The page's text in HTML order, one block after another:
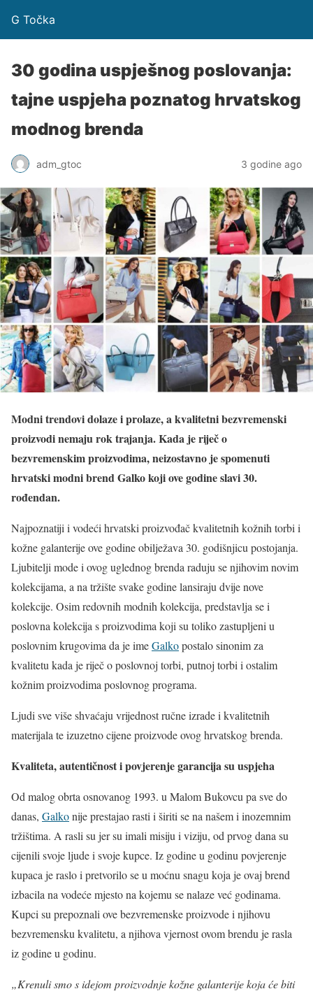
G Točka
30 godina uspješnog poslovanja:
tajne uspjeha poznatog hrvatskog
modnog brenda
adm_gtoc 3 godine ago
Modni trendovi dolaze i prolaze, a kvalitetni bezvremenski
proizvodi nemaju rok trajanja. Kada je riječ o
bezvremenskim proizvodima, neizostavno je spomenuti
hrvatski modni brend Galko koji ove godine slavi 30.
rođendan.
Najpoznatiji i vodeći hrvatski proizvođač kvalitetnih kožnih torbi i
kožne galanterije ove godine obilježava 30. godišnjicu postojanja.
Ljubitelji mode i ovog uglednog brenda raduju se njihovim novim
kolekcijama, a na tržište svake godine lansiraju dvije nove
kolekcije. Osim redovnih modnih kolekcija, predstavlja se i
poslovna kolekcija s proizvodima koji su toliko zastupljeni u
poslovnim krugovima da je imeGalkopostalo sinonim za
kvalitetu kada je riječ o poslovnoj torbi, putnoj torbi i ostalim
kožnim proizvodima poslovnog programa.
Ljudi sve više shvaćaju vrijednost ručne izrade i kvalitetnih
materijala te izuzetno cijene proizvode ovog hrvatskog brenda.
Kvaliteta, autentičnost i povjerenje garancija su uspjeha
Od malog obrta osnovanog 1993. u Malom Bukovcu pa sve do
danas, Galkonije prestajao rasti i širiti se na našem i inozemnim
tržištima. A rasli su jer su imali misiju i viziju, od prvog dana su
cijenili svoje ljude i svoje kupce. Iz godine u godinu povjerenje
kupaca je raslo i pretvorilo se u moćnu snagu koja je ovaj brend
izbacila na vodeće mjesto na kojemu se nalaze već godinama.
Kupci su prepoznali ove bezvremenske proizvode i njihovu
bezvremensku kvalitetu, a njihova vjernost ovom brendu je rasla
iz godine u godinu.
„Krenuli smo s idejom proizvodnje kožne galanterije koja će biti